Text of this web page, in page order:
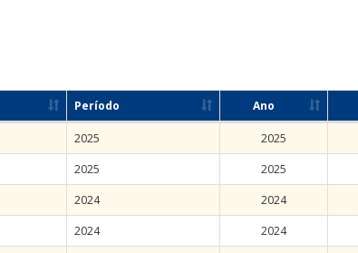
Período Ano
2025 2025
2025 2025
2024 2024
2024 2024